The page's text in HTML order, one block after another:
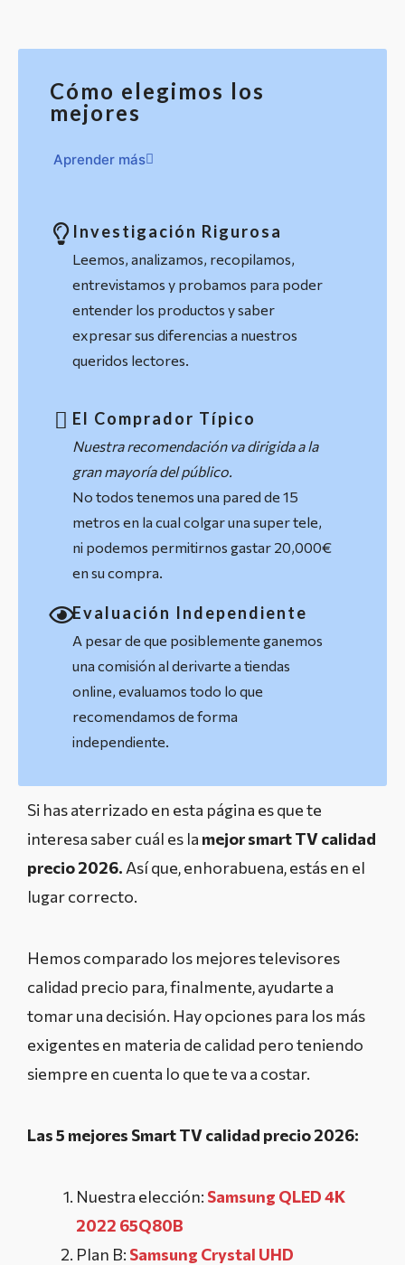
Cómo elegimos los
mejores
Aprender más
Investigación Rigurosa
Leemos, analizamos, recopilamos,
entrevistamos y probamos para poder
entender los productos y saber
expresar sus diferencias a nuestros
queridos lectores.
El Comprador Típico
Nuestra recomendación va dirigida a la
gran mayoría del público.
No todos tenemos una pared de 15
metros en la cual colgar una super tele,
ni podemos permitirnos gastar 20,000€
en su compra.
Evaluación Independiente
A pesar de que posiblemente ganemos
una comisión al derivarte a tiendas
online, evaluamos todo lo que
recomendamos de forma
independiente.
Si has aterrizado en esta página es que te
interesa saber cuál es la mejor smart TV calidad
precio 2026. Así que, enhorabuena, estás en el
lugar correcto.
Hemos comparado los mejores televisores
calidad precio para, finalmente, ayudarte a
tomar una decisión. Hay opciones para los más
exigentes en materia de calidad pero teniendo
siempre en cuenta lo que te va a costar.
Las 5 mejores Smart TV calidad precio 2026:
Nuestra elección: Samsung QLED 4K
2022 65Q80B
Plan B: Samsung Crystal UHD